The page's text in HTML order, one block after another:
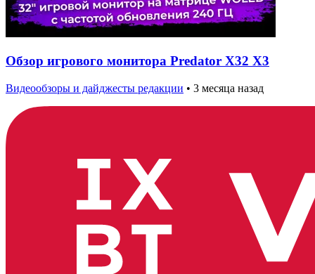
Обзор игрового монитора Predator X32 X3
Видеообзоры и дайджесты редакции • 3 месяца назад